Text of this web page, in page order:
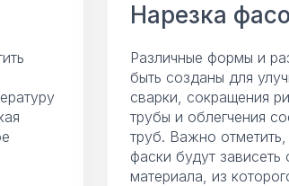
Нарезка
Различные формы и
быть созданы для
сварки, сокращения
трубы и облегчения
труб. Важно
фаски будут зависеть
материала, из